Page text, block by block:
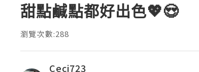
甜點鹹點都好出色💖😍
瀏覽次數:288
Ceci723